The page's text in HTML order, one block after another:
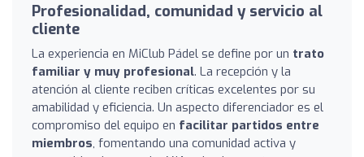
Profesionalidad, comunidad y servicio al
cliente
La experiencia en MiClub Pádel se define por un trato
familiar y muy profesional. La recepción y la
atención al cliente reciben críticas excelentes por su
amabilidad y eficiencia. Un aspecto diferenciador es el
compromiso del equipo en facilitar partidos entre
miembros, fomentando una comunidad activa y